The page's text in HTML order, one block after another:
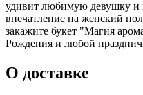
удивит любимую девушку и
впечатление на женский
закажите букет "Магия
Рождения и любой
О доставке